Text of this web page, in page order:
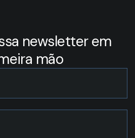
newsletter em
mão